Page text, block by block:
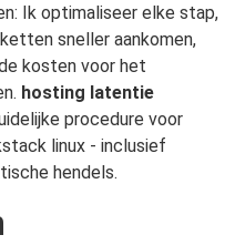
Ik optimaliseer elke stap,
sneller aankomen,
kosten voor het
hosting latentie
procedure voor
linux - inclusief
hendels.